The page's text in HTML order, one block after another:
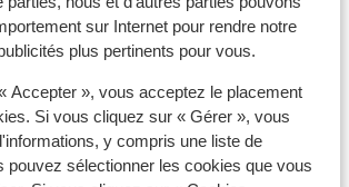
sur Internet pour rendre notre
plus pertinents pour vous.
Accepter », vous acceptez le placement
Si vous cliquez sur « Gérer », vous
y compris une liste de
pouvez sélectionner les cookies que vous
et matériel de ski
mécaniques
ski